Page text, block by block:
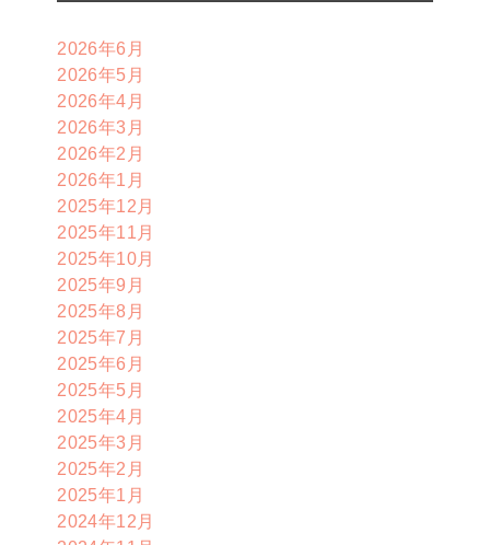
2026年6月
2026年5月
2026年4月
2026年3月
2026年2月
2026年1月
2025年12月
2025年11月
2025年10月
2025年9月
2025年8月
2025年7月
2025年6月
2025年5月
2025年4月
2025年3月
2025年2月
2025年1月
2024年12月